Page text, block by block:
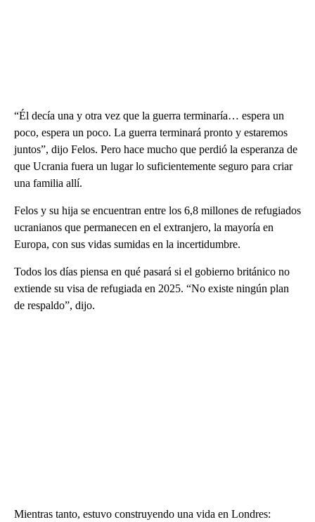
“Él decía una y otra vez que la guerra terminaría… espera un
poco, espera un poco. La guerra terminará pronto y estaremos
juntos”, dijo Felos. Pero hace mucho que perdió la esperanza de
que Ucrania fuera un lugar lo suficientemente seguro para criar
una familia allí.
Felos y su hija se encuentran entre los 6,8 millones de refugiados
ucranianos que permanecen en el extranjero, la mayoría en
Europa, con sus vidas sumidas en la incertidumbre.
Todos los días piensa en qué pasará si el gobierno británico no
extiende su visa de refugiada en 2025. “No existe ningún plan
de respaldo”, dijo.
Mientras tanto, estuvo construyendo una vida en Londres: